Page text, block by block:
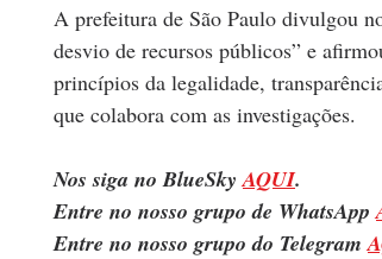
A prefeitura de São Paulo divulgou
desvio de recursos públicos” e
princípios da legalidade,
que colabora com as investigações.
Nos siga no BlueSky AQUI.
Entre no nosso grupo de WhatsApp
Entre no nosso grupo do Telegram